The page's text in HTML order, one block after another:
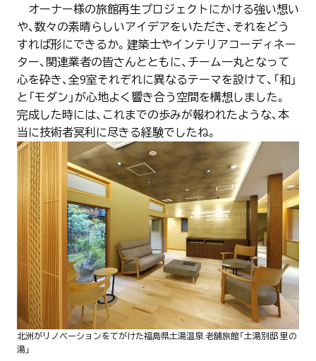
オーナー様の旅館再生プロジェクトにかける強い想い
や、数々の素晴らしいアイデアをいただき、それをどう
すれば形にできるか。建築士やインテリアコーディネー
ター、関連業者の皆さんとともに、チーム一丸となって
心を砕き、全9室それぞれに異なるテーマを設けて、「和」
と「モダン」が心地よく響き合う空間を構想しました。
完成した時には、これまでの歩みが報われたような、本
当に技術者冥利に尽きる経験でしたね。
北洲がリノベーションをてがけた福島県土湯温泉 老舗旅館「土湯別邸 里の
湯」